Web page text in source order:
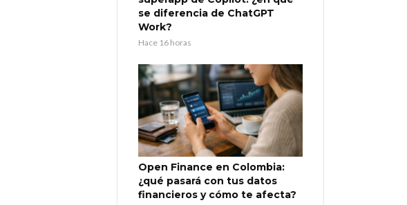
se diferencia de ChatGPT
Work?
Hace 16 horas
Open Finance en Colombia:
¿qué pasará con tus datos
financieros y cómo te afecta?